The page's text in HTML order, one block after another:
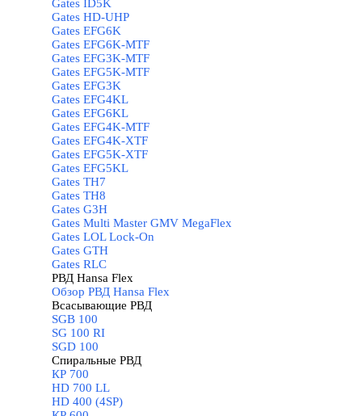
Gates ID5K
Gates HD-UHP
Gates EFG6K
Gates EFG6K-MTF
Gates EFG3K-MTF
Gates EFG5K-MTF
Gates EFG3K
Gates EFG4KL
Gates EFG6KL
Gates EFG4K-MTF
Gates EFG4K-XTF
Gates EFG5K-XTF
Gates EFG5KL
Gates TH7
Gates TH8
Gates G3H
Gates Multi Master GMV MegaFlex
Gates LOL Lock-On
Gates GTH
Gates RLC
РВД Hansa Flex
Обзор РВД Hansa Flex
Всасывающие РВД
SGB 100
SG 100 RI
SGD 100
Спиральные РВД
КР 700
HD 700 LL
HD 400 (4SP)